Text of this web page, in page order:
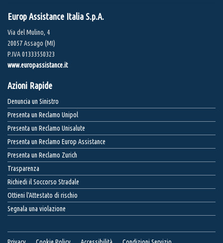
Europ Assistance Italia S.p.A.
Via del Mulino, 4
20057 Assago (MI)
P.IVA 01333550323
www.europassistance.it
Azioni Rapide
Denuncia un Sinistro
Presenta un Reclamo Unipol
Presenta un Reclamo Unisalute
Presenta un Reclamo Europ Assistance
Presenta un Reclamo Zurich
Trasparenza
Richiedi il Soccorso Stradale
Ottieni l'Attestato di rischio
Segnala una violazione